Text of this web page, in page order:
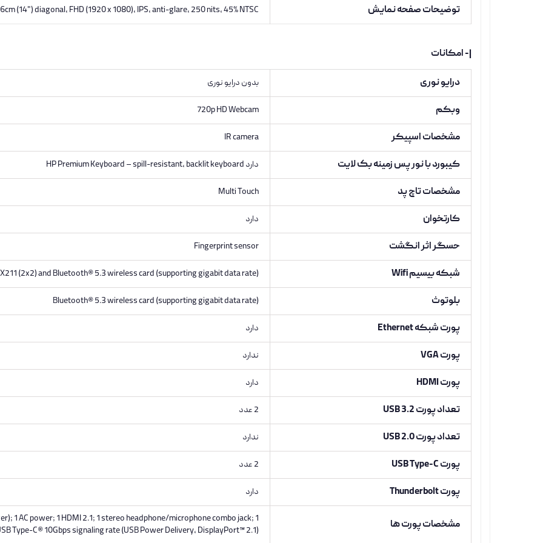
توضیحات صفحه نمایش (14") diagonal, FHD (1920 x 1080), IPS, anti-glare, 250 nits, 45% NTSC
|- امکانات
درایو نوری بدون درایو نوری
وبکم 720p HD Webcam
مشخصات اسپیکر IR camera
کیبورد با نور پس زمینه بک لایت دارد HP Premium Keyboard – spill-resistant, backlit keyboard
مشخصات تاچ پد Multi Touch
کارتخوان دارد
حسگر اثر انگشت Fingerprint sensor
شبکه بیسیم Wifi (2x2) and Bluetooth® 5.3 wireless card (supporting gigabit data rate)
بلوتوث Bluetooth® 5.3 wireless card (supporting gigabit data rate)
پورت شبکه Ethernet دارد
پورت VGA ندارد
پورت HDMI دارد
تعداد پورت USB 3.2 2 عدد
تعداد پورت USB 2.0 ندارد
پورت USB Type-C 2 عدد
پورت Thunderbolt دارد
مشخصات پورت ها
1 AC power; 1 HDMI 2.1; 1 stereo headphone/microphone combo jack; 1
Type-C® 10Gbps signaling rate (USB Power Delivery, DisplayPort™ 2.1)